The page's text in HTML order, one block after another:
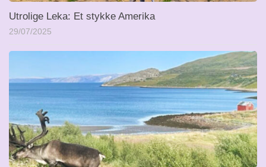
Utrolige Leka: Et stykke Amerika
29/07/2025